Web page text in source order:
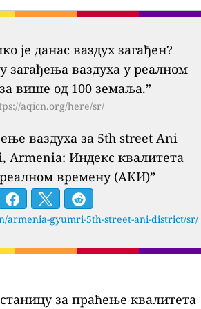
је данас ваздух загађен?
загађења ваздуха у реалном
више од 100 земаља.”
aqicn.org/here/sr/
ваздуха за 5th street Ani
Armenia: Индекс квалитета
времену (АКИ)”
armenia-gyumri-5th-street-ani-district/sr/
за праћење квалитета